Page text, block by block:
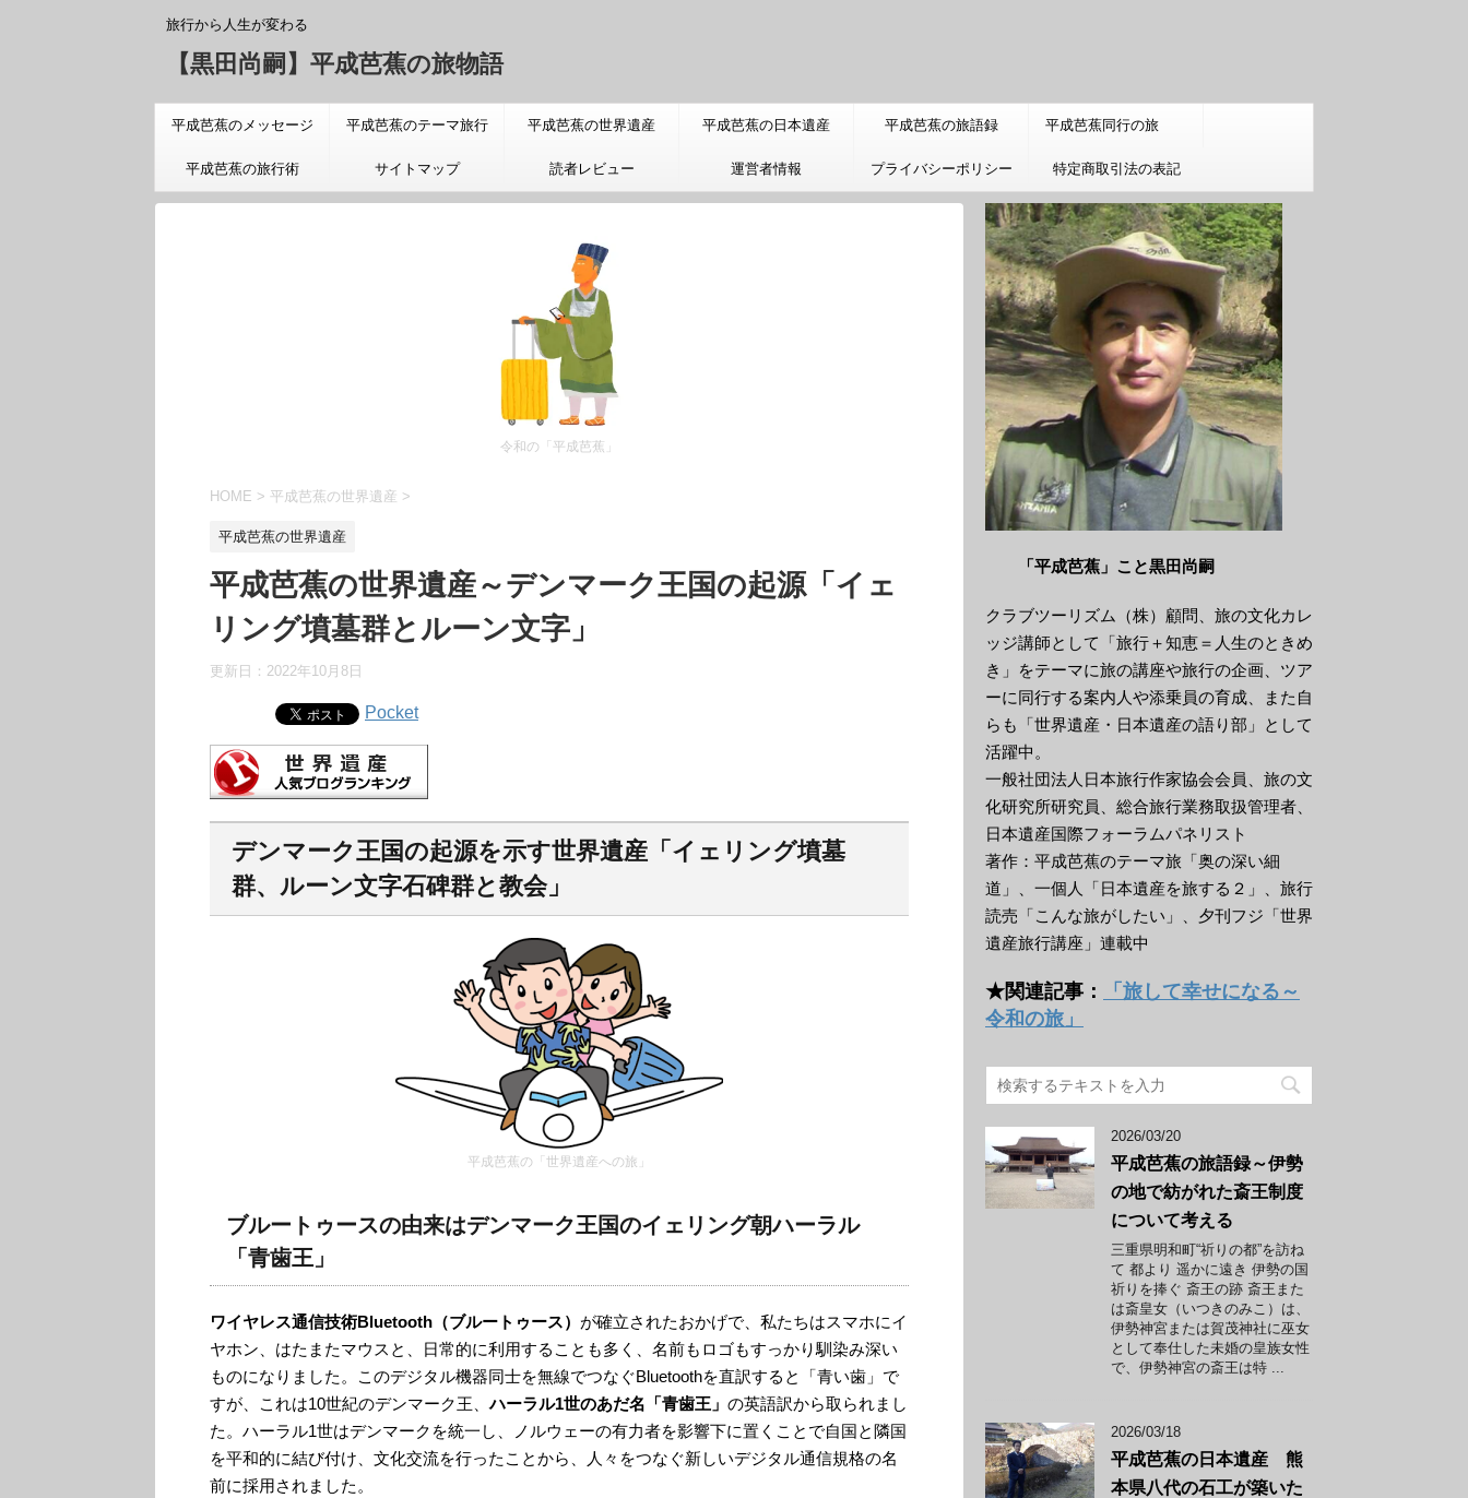
旅行から人生が変わる
【黒田尚嗣】平成芭蕉の旅物語
平成芭蕉のメッセージ
「旅についての真実」
平成芭蕉のテーマ旅行 平成芭蕉の世界遺産 平成芭蕉の日本遺産 平成芭蕉の旅語録 平成芭蕉同行の旅
平成芭蕉の旅行術 サイトマップ 読者レビュー 運営者情報 プライバシーポリシー 特定商取引法の表記
令和の「平成芭蕉」
HOME > 平成芭蕉の世界遺産 >
平成芭蕉の世界遺産
平成芭蕉の世界遺産～デンマーク王国の起源「イェ
リング墳墓群とルーン文字」
更新日： 2022年10月8日
Pocket
デンマーク王国の起源を示す世界遺産「イェリング墳墓
群、ルーン文字石碑群と教会」
平成芭蕉の「世界遺産への旅」
ブルートゥースの由来はデンマーク王国のイェリング朝ハーラル
「青歯王」
ワイヤレス通信技術Bluetooth（ブルートゥース） が確立されたおかげで、私たちはスマホにイ
ヤホン、はたまたマウスと、日常的に利用することも多く、名前もロゴもすっかり馴染み深い
ものになりました。このデジタル機器同士を無線でつなぐBluetoothを直訳すると「青い歯」で
すが、これは10世紀のデンマーク王、ハーラル1世のあだ名「青歯王」 の英語訳から取られまし
た。ハーラル1世はデンマークを統一し、ノルウェーの有力者を影響下に置くことで自国と隣国
を平和的に結び付け、文化交流を行ったことから、人々をつなぐ新しいデジタル通信規格の名
前に採用されました。
「平成芭蕉」こと黒田尚嗣
クラブツーリズム（株）顧問、旅の文化カレ
ッジ講師として「旅行＋知恵＝人生のときめ
き」をテーマに旅の講座や旅行の企画、ツア
ーに同行する案内人や添乗員の育成、また自
らも「世界遺産・日本遺産の語り部」として
活躍中。
一般社団法人日本旅行作家協会会員、旅の文
化研究所研究員、総合旅行業務取扱管理者、
日本遺産国際フォーラムパネリスト
著作：平成芭蕉のテーマ旅「奥の深い細
道」、一個人「日本遺産を旅する２」、旅行
読売「こんな旅がしたい」、夕刊フジ「世界
遺産旅行講座」連載中
★関連記事：
「旅して幸せになる～
令和の旅」
2026/03/20
平成芭蕉の旅語録～伊勢
の地で紡がれた斎王制度
について考える
三重県明和町“祈りの都”を訪ね
て 都より 遥かに遠き 伊勢の国
祈りを捧ぐ 斎王の跡 斎王また
は斎皇女（いつきのみこ）は、
伊勢神宮または賀茂神社に巫女
として奉仕した未婚の皇族女性
で、伊勢神宮の斎王は特 ...
2026/03/18
平成芭蕉の日本遺産 熊
本県八代の石工が築いた